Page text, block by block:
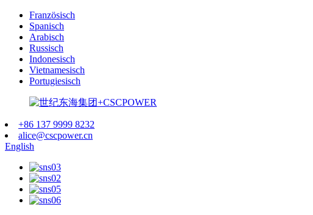
Französisch
Spanisch
Arabisch
Russisch
Indonesisch
Vietnamesisch
Portugiesisch
+86 137 9999 8232
alice@cscpower.cn
English